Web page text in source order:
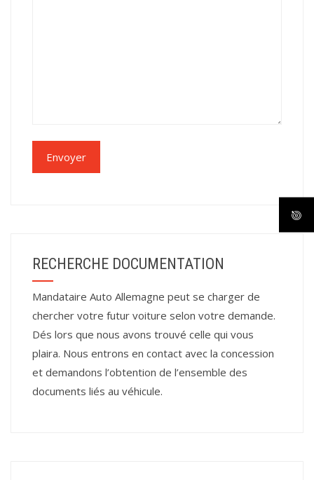
RECHERCHE DOCUMENTATION
Mandataire Auto Allemagne peut se charger de
chercher votre futur voiture selon votre demande.
Dés lors que nous avons trouvé celle qui vous
plaira. Nous entrons en contact avec la concession
et demandons l’obtention de l’ensemble des
documents liés au véhicule.